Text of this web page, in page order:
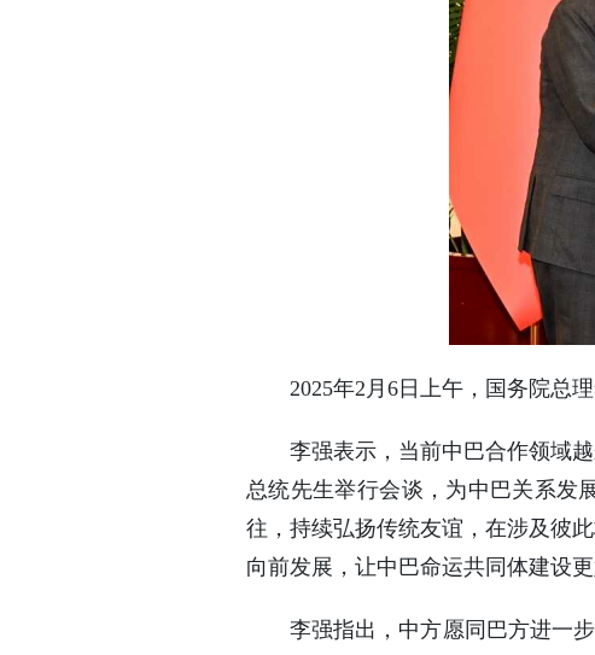
2025年2月6日上午，国务院总
李强表示，当前中巴合作领域
总统先生举行会谈，为中巴关系发
往，持续弘扬传统友谊，在涉及彼
向前发展，让中巴命运共同体建设更
李强指出，中方愿同巴方进一